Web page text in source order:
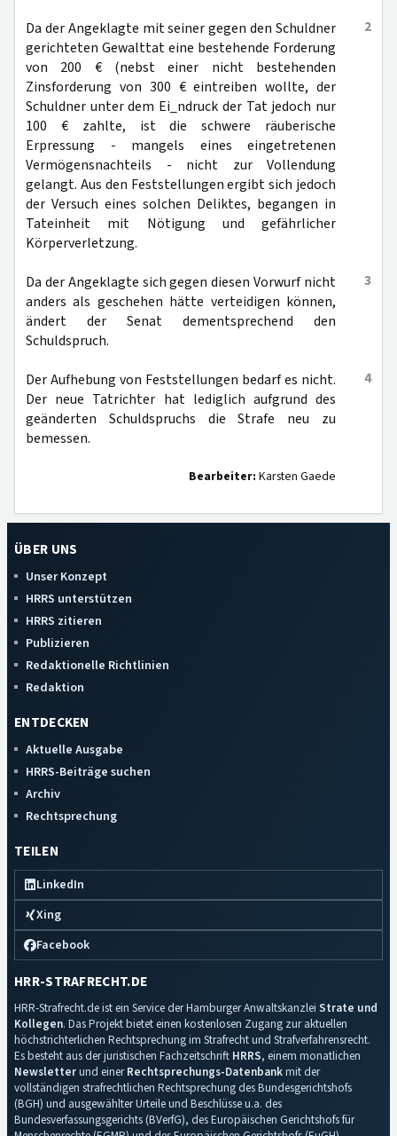
2
Da der Angeklagte mit seiner gegen den Schuldner
gerichteten Gewalttat eine bestehende Forderung
von 200 € (nebst einer nicht bestehenden
Zinsforderung von 300 € eintreiben wollte, der
Schuldner unter dem Ei_ndruck der Tat jedoch nur
100 € zahlte, ist die schwere räuberische
Erpressung - mangels eines eingetretenen
Vermögensnachteils - nicht zur Vollendung
gelangt. Aus den Feststellungen ergibt sich jedoch
der Versuch eines solchen Deliktes, begangen in
Tateinheit mit Nötigung und gefährlicher
Körperverletzung.
3
Da der Angeklagte sich gegen diesen Vorwurf nicht
anders als geschehen hätte verteidigen können,
ändert der Senat dementsprechend den
Schuldspruch.
4
Der Aufhebung von Feststellungen bedarf es nicht.
Der neue Tatrichter hat lediglich aufgrund des
geänderten Schuldspruchs die Strafe neu zu
bemessen.
Bearbeiter: Karsten Gaede
ÜBER UNS
Unser Konzept
HRRS unterstützen
HRRS zitieren
Publizieren
Redaktionelle Richtlinien
Redaktion
ENTDECKEN
Aktuelle Ausgabe
HRRS-Beiträge suchen
Archiv
Rechtsprechung
TEILEN
LinkedIn
Xing
Facebook
HRR-STRAFRECHT.DE
HRR-Strafrecht.de ist ein Service der Hamburger Anwaltskanzlei Strate und
Kollegen. Das Projekt bietet einen kostenlosen Zugang zur aktuellen
höchstrichterlichen Rechtsprechung im Strafrecht und Strafverfahrensrecht.
Es besteht aus der juristischen Fachzeitschrift HRRS, einem monatlichen
Newsletterund einerRechtsprechungs-Datenbankmit der
vollständigen strafrechtlichen Rechtsprechung des Bundesgerichtshofs
(BGH) und ausgewählter Urteile und Beschlüsse u.a. des
Bundesverfassungsgerichts (BVerfG), des Europäischen Gerichtshofs für